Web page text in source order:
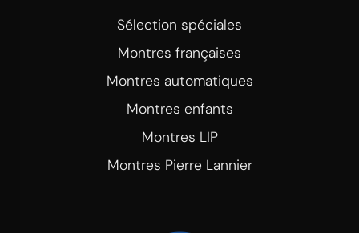
Sélection spéciales
Montres françaises
Montres automatiques
Montres enfants
Montres LIP
Montres Pierre Lannier